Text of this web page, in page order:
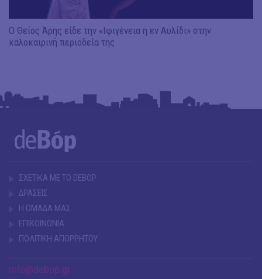
Ο Θείος Άρης είδε την «Ιφιγένεια η εν Αυλίδι» στην
καλοκαιρινή περιοδεία της
ΣΧΕΤΙΚΑ ΜΕ ΤΟ DEBOP
ΔΡΑΣΕΙΣ
Η ΟΜΑΔΑ ΜΑΣ
ΕΠΙΚΟΙΝΩΝΙΑ
ΠΟΛΙΤΙΚΗ ΑΠΟΡΡΗΤΟΥ
info@debop.gr